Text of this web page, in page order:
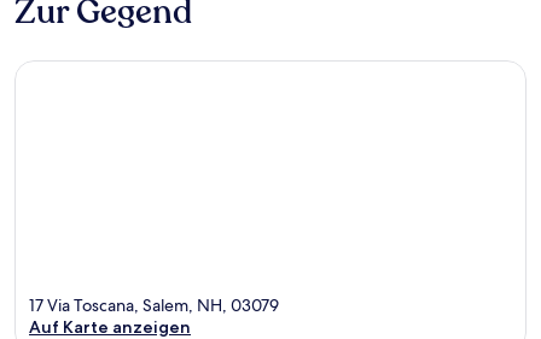
Zur Gegend
17 Via Toscana, Salem, NH, 03079
Auf Karte anzeigen